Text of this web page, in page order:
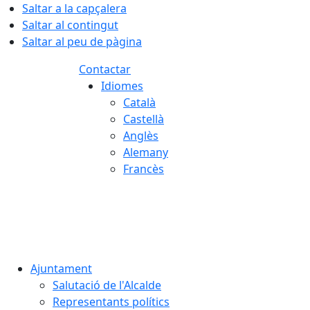
Saltar a la capçalera
Saltar al contingut
Saltar al peu de pàgina
Contactar
Idiomes
Català
Castellà
Anglès
Alemany
Francès
Ajuntament
Salutació de l'Alcalde
Representants polítics